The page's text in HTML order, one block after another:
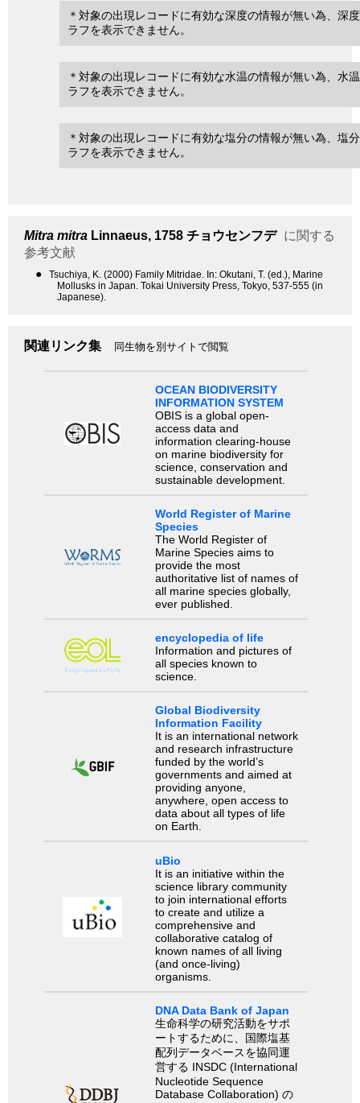
＊対象の出現レコードに有効な深度の情報が無い為、深
ラフを表示できません。
＊対象の出現レコードに有効な水温の情報が無い為、水
ラフを表示できません。
＊対象の出現レコードに有効な塩分の情報が無い為、塩
ラフを表示できません。
Mitra mitra Linnaeus, 1758 チョウセンフデ に関する
参考文献
●
Tsuchiya, K. (2000) Family Mitridae. In: Okutani, T. (ed.), Marine
Mollusks in Japan. Tokai University Press, Tokyo, 537-555 (in
Japanese).
関連リンク集 同生物を別サイトで閲覧
OCEAN BIODIVERSITY
INFORMATION SYSTEM
OBIS is a global open-
access data and
information clearing-house
on marine biodiversity for
science, conservation and
sustainable development.
World Register of Marine
Species
The World Register of
Marine Species aims to
provide the most
authoritative list of names of
all marine species globally,
ever published.
encyclopedia of life
Information and pictures of
all species known to
science.
Global Biodiversity
Information Facility
It is an international network
and research infrastructure
funded by the world’s
governments and aimed at
providing anyone,
anywhere, open access to
data about all types of life
on Earth.
uBio
It is an initiative within the
science library community
to join international efforts
to create and utilize a
comprehensive and
collaborative catalog of
known names of all living
(and once-living)
organisms.
DNA Data Bank of Japan
生命科学の研究活動をサポ
ートするために、国際塩基
配列データベースを協同運
営する INSDC (International
Nucleotide Sequence
Database Collaboration) の